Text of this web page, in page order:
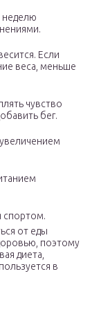
неделю
Если
веса, меньше
чувство
бег.
спортом.
от еды
поэтому
диета,
в